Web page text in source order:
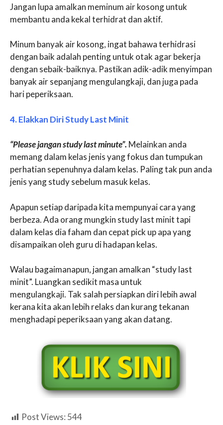
Jangan lupa amalkan meminum air kosong untuk
membantu anda kekal terhidrat dan aktif.
Minum banyak air kosong, ingat bahawa terhidrasi
dengan baik adalah penting untuk otak agar bekerja
dengan sebaik-baiknya. Pastikan adik-adik menyimpan
banyak air sepanjang mengulangkaji, dan juga pada
hari peperiksaan.
4. Elakkan Diri Study Last Minit
“Please jangan study last minute”. Melainkan anda
memang dalam kelas jenis yang fokus dan tumpukan
perhatian sepenuhnya dalam kelas. Paling tak pun anda
jenis yang study sebelum masuk kelas.
Apapun setiap daripada kita mempunyai cara yang
berbeza. Ada orang mungkin study last minit tapi
dalam kelas dia faham dan cepat pick up apa yang
disampaikan oleh guru di hadapan kelas.
Walau bagaimanapun, jangan amalkan “study last
minit”. Luangkan sedikit masa untuk
mengulangkaji. Tak salah persiapkan diri lebih awal
kerana kita akan lebih relaks dan kurang tekanan
menghadapi peperiksaan yang akan datang.
Post Views: 544